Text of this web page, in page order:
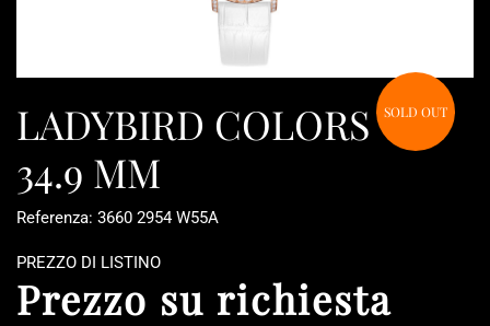
SOLD OUT
LADYBIRD COLORS -
34.9 MM
Referenza: 3660 2954 W55A
PREZZO DI LISTINO
Prezzo su richiesta